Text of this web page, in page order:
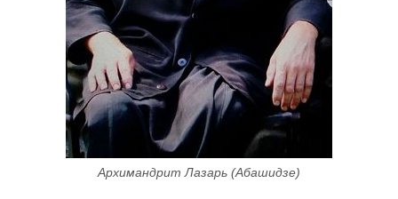
Архимандрит Лазарь (Абашидзе)